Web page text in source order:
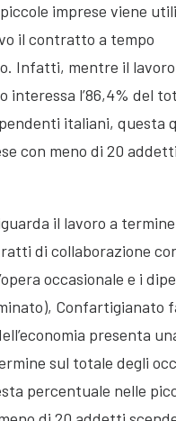
imprese viene
il contratto a tempo
Infatti, mentre il
interessa l’86,4% del
italiani, questa
con meno di 20
il lavoro a
di collaborazione
occasionale e i
Confartigianato
presenta
sul totale degli
percentuale nelle